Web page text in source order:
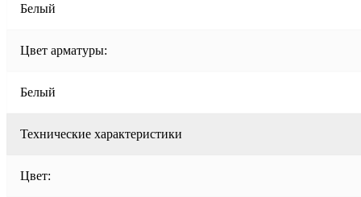
Белый
Цвет арматуры:
Белый
Технические характеристики
Цвет: